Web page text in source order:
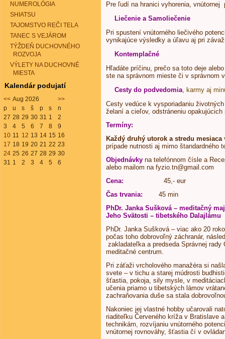
NUMEROLÓGIA
SHIATSU
TAJOMSTVO REČI TELA
TANEC S VEJÁROM
TÝŽDEŇ DUCHOVNÉHO
ROZVOJA
VÝLETY NA DUCHOVNÉ
MIESTA
Kalendár podujatí
<< Aug 2026
>>
p
u s š p s
n
27 28 29 30 31 1
2
3
4 5 6 7 8
9
10 11 12 13 14 15 16
17 18 19 20 21 22 23
24 25 26 27 28 29 30
31 1 2 3 4 5 6
Pre ľudí na hranici vyhorenia,
Liečenie a Samoliečenie
Pri spustení vnútorného liečivého
vynikajúce výsledky a úľavu aj pri
Kontemplačné
Hľadáte príčinu, prečo sa toto deje
ste na správnom mieste či v správnom
Cesty do podvedomia, karmy aj
Cesty vedúce k vysporiadaniu
želaní a cieľov, odstráneniu
Termíny:
Každý druhý utorok a stredu mesiaca
prípade nutnosti aj mimo štandardného
Objednávky na telefónnom čísle a
alebo mailom na fyzio.tn@gmail.com
Cena: 45,- eur
Čas trvania: 45 min
PhDr. Janka Sušková – meditačný
Jeho Svätosti – tibetského Dalajlámu
PhDr. Janka Sušková – viac ako 20
počas toho dobrovoľný záchranár,
zakladateľka a predseda Správnej
meditačné centrum.
Pri záťaži vrcholového manažéra si
svete – v tichu a starej múdrosti
šťastia, pokoja, sily mysle, v
učenia priamo u tibetských lámov
zachraňovania duše sa stala
Nakoniec jej vlastné hobby učarovali
riaditeľku Červeného kríža v Bratislave
technikám, rozvíjaniu vnútorného
vnútornej rovnováhy, šťastia čí v